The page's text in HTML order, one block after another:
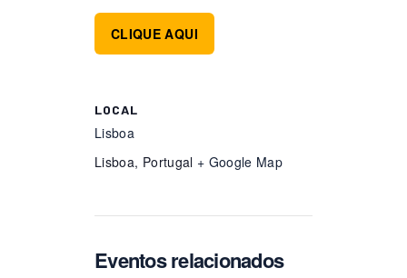
LOCAL
Lisboa
Lisboa, Portugal + Google Map
CLIQUE AQUI
Eventos relacionados